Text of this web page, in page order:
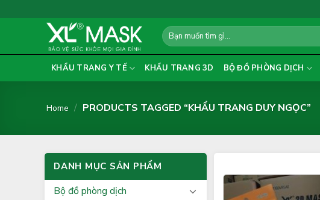
to
Search
for:
KHẨU TRANG Y TẾ KHẨU TRANG 3D BỘ ĐỒ PHÒNG DỊCH
Home / PRODUCTS TAGGED “KHẨU TRANG DUY NGỌC”
DANH MỤC SẢN PHẨM
Bộ đồ phòng dịch